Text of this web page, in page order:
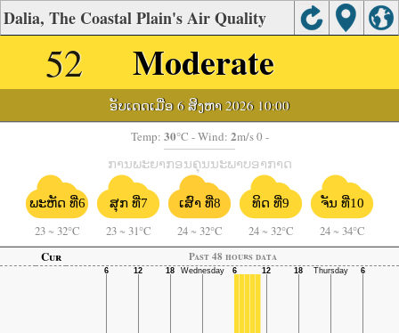
Dalia, The Coastal Plain's Air Quality
52 Moderate
ອັບເດດເມື່ອ 6 ສິງຫາ 2026 10:00
Temp: 30°C - Wind: 2m/s 0 -
ການພະຍາກອນຄຸນນະພາບອາກາດ
ພະຫັດ ທີ່6
23 ~ 32°C
ສຸກ ທີ່7
23 ~ 31°C
ເສົາ ທີ່8
24 ~ 32°C
ທິດ ທີ່9
24 ~ 32°C
ຈັນ ທີ່10
24 ~ 34°C
Cur
Past 48 hours data